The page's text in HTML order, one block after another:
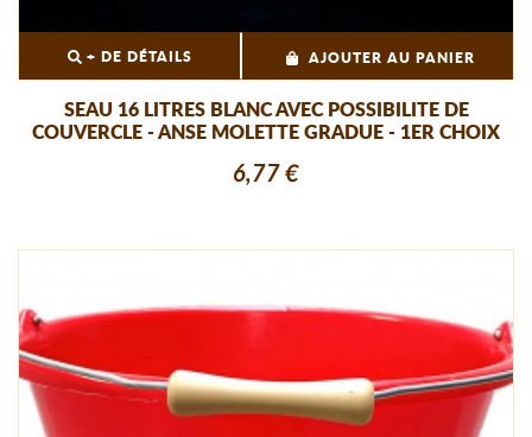
+ DE DÉTAILS AJOUTER AU PANIER
SEAU 16 LITRES BLANC AVEC POSSIBILITE DE
COUVERCLE - ANSE MOLETTE GRADUE - 1ER CHOIX
6,77 €